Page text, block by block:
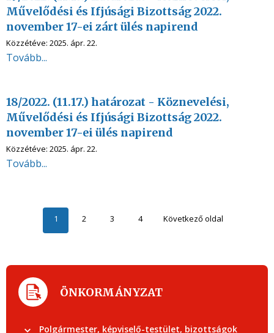
Művelődési és Ifjúsági Bizottság 2022.
november 17-ei zárt ülés napirend
Közzétéve: 2025. ápr. 22.
Tovább...
18/2022. (11.17.) határozat - Köznevelési,
Művelődési és Ifjúsági Bizottság 2022.
november 17-ei ülés napirend
Közzétéve: 2025. ápr. 22.
Tovább...
1 2 3 4 Következő oldal
ÖNKORMÁNYZAT
Polgármester, képviselő-testület, bizottságok